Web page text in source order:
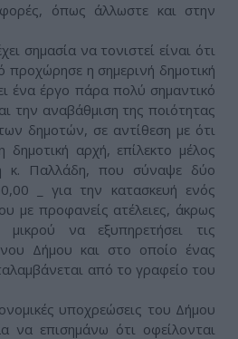
όπως άλλωστε και στην
σημασία να τονιστεί είναι ότι
προχώρησε η σημερινή δημοτική
ένα έργο πάρα πολύ σημαντικό
την αναβάθμιση της ποιότητας
δημοτών, σε αντίθεση με ότι
αρχή, επίλεκτο μέλος
κ. Παλλάδη, που σύναψε δύο
_ για την κατασκευή ενός
με προφανείς ατέλειες, άκρως
μικρού να εξυπηρετήσει τις
Δήμου και στο οποίο ένας
από το γραφείο του
υποχρεώσεις του Δήμου
να επισημάνω ότι οφείλονται